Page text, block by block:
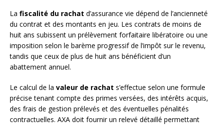
La fiscalité du rachat d’assurance vie dépend de l’ancienneté
du contrat et des montants en jeu. Les contrats de moins de
huit ans subissent un prélèvement forfaitaire libératoire ou une
imposition selon le barème progressif de l’impôt sur le revenu,
tandis que ceux de plus de huit ans bénéficient d’un
abattement annuel.
Le calcul de la valeur de rachat s’effectue selon une formule
précise tenant compte des primes versées, des intérêts acquis,
des frais de gestion prélevés et des éventuelles pénalités
contractuelles. AXA doit fournir un relevé détaillé permettant